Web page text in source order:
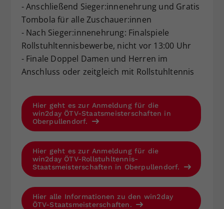
- Anschließend Sieger:innenehrung und Gratis
Tombola für alle Zuschauer:innen
- Nach Sieger:innenehrung: Finalspiele
Rollstuhltennisbewerbe, nicht vor 13:00 Uhr
- Finale Doppel Damen und Herren im
Anschluss oder zeitgleich mit Rollstuhltennis
Hier geht es zur Anmeldung für die
win2day ÖTV-Staatsmeisterschaften in
Oberpullendorf.
Hier geht es zur Anmeldung für die
win2day ÖTV-Rollstuhltennis-
Staatsmeisterschaften in Oberpullendorf.
Hier alle Informationen zu den win2day
ÖTV-Staatsmeisterschaften.